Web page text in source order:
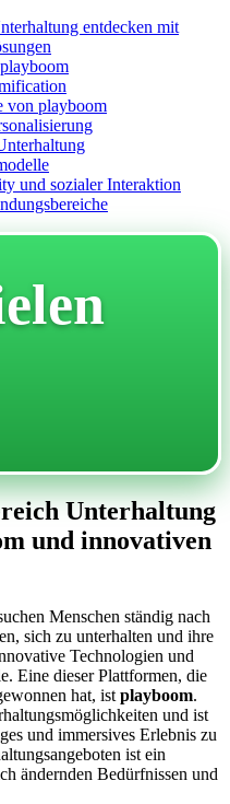
entdecken mit
von playboom
und sozialer Interaktion
Unterhaltung
und innovativen
Menschen ständig nach
sich zu unterhalten und ihre
Technologien und
Eine dieser Plattformen, die
hat, ist playboom.
und ist
und immersives Erlebnis zu
ist ein
ändernden Bedürfnissen und